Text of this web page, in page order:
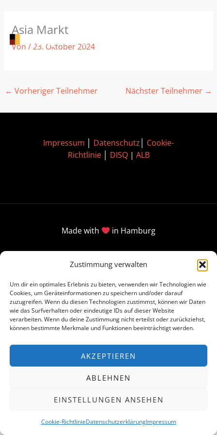
Zustimmung verwalten
Um dir ein optimales Erlebnis zu bieten, verwenden wir Technologien wie
Cookies, um Geräteinformationen zu speichern und/oder darauf
zuzugreifen. Wenn du diesen Technologien zustimmst, können wir Daten
wie das Surfverhalten oder eindeutige IDs auf dieser Website
verarbeiten. Wenn du deine Zustimmung nicht erteilst oder zurückziehst,
können bestimmte Merkmale und Funktionen beeinträchtigt werden.
AKZEPTIEREN
ABLEHNEN
EINSTELLUNGEN ANSEHEN
Cookie-RichtlinieDatenschutzerklärungImpressum
Inhalt
springen
Asia Markt
Von /23. Oktober 2024
← Vorheriger Teilnehmer Nächster Teilnehmer →
Impressum Datenschutz
Cookie-
Richtlinie│ DISQ| ALB
Made with in Hamburg